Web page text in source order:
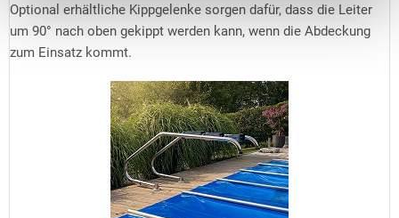
Optional erhältliche Kippgelenke sorgen dafür, dass die Leiter
um 90° nach oben gekippt werden kann, wenn die Abdeckung
zum Einsatz kommt.